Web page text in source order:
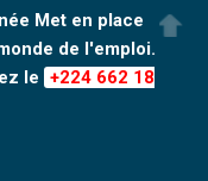
Met en place
de l'emploi.
le +224 662 18